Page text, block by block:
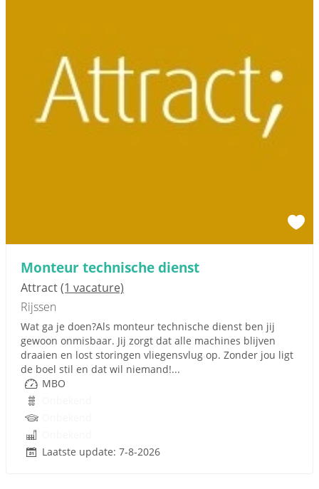
Monteur technische dienst
Attract(1 vacature)
Rijssen
Wat ga je doen?Als monteur technische dienst ben jij
gewoon onmisbaar. Jij zorgt dat alle machines blijven
draaien en lost storingen vliegensvlug op. Zonder jou ligt
de boel stil en dat wil niemand!...
MBO
Laatste update: 7-8-2026